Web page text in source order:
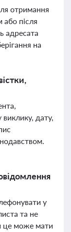
отримання
після
адресата
на
виклику, дату,
у
та не
це може мати